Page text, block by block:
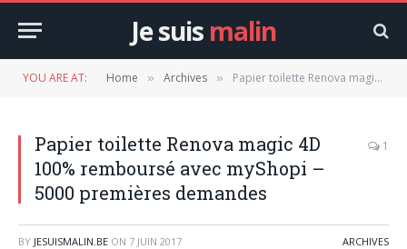
Je suis malin
YOU ARE AT: Home » Archives » Papier toilette Renova magic 4D 100% remboursé avec myShopi – 5000 premières demandes
Papier toilette Renova magic 4D
100% remboursé avec myShopi –
5000 premières demandes
1
BY JESUISMALIN.BE ON 7 JUIN 2017 ARCHIVES